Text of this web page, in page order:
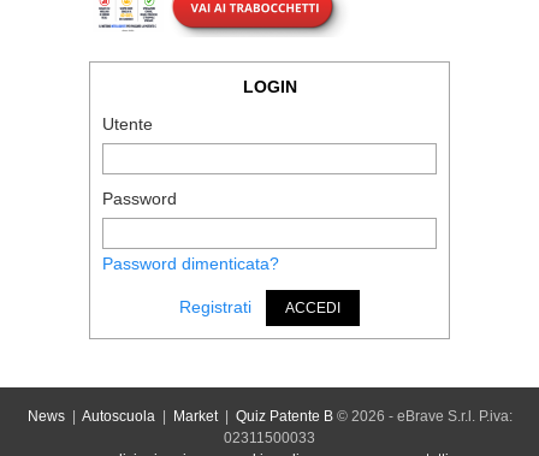
LOGIN
Utente
Password
Password dimenticata?
Registrati ACCEDI
News| Autoscuola| Market| Quiz Patente B© 2026 - eBrave S.r.l. P.iva:
02311500033